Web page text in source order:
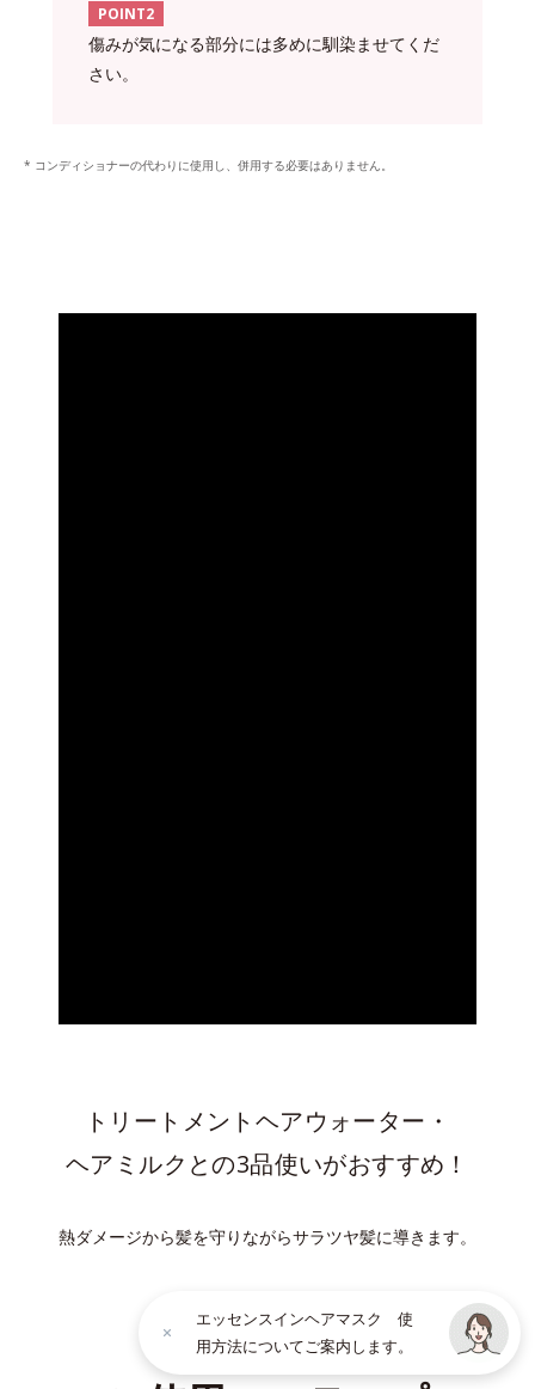
POINT2
傷みが気になる部分には多めに馴染ませてくだ
さい。
* コンディショナーの代わりに使用し、併用する必要はありません。
トリートメントヘアウォーター・
ヘアミルクとの3品使いがおすすめ！
熱ダメージから髪を守りながらサラツヤ髪に導きます。
ヘアケアシリーズ
エッセンスインヘアマスク 使
用方法についてご案内します。